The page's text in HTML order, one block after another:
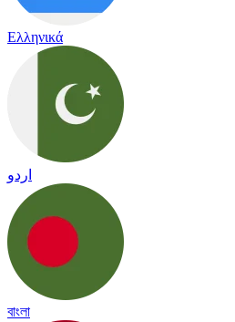
Ελληνικά
اردو
বাংলা